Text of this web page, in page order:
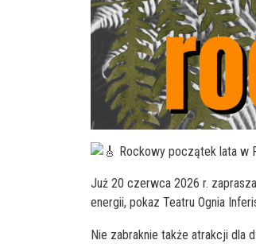
Rockowy początek lata w
Już 20 czerwca 2026 r.
energii, pokaz Teatru Ognia
Nie zabraknie także atrakcji dla